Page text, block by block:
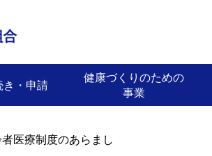
き・申請
健康づくりのための
事業
医療制度のあらまし